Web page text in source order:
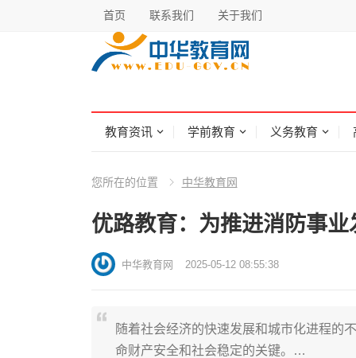
首页 联系我们 关于我们
教育资讯 学前教育 义务教育
您所在的位置 中华教育网
优路教育：为推进消防事
中华教育网 2025-05-12 08:55:38
随着社会经济的快速发展和城市化进程的
命财产安全和社会稳定的关键。…